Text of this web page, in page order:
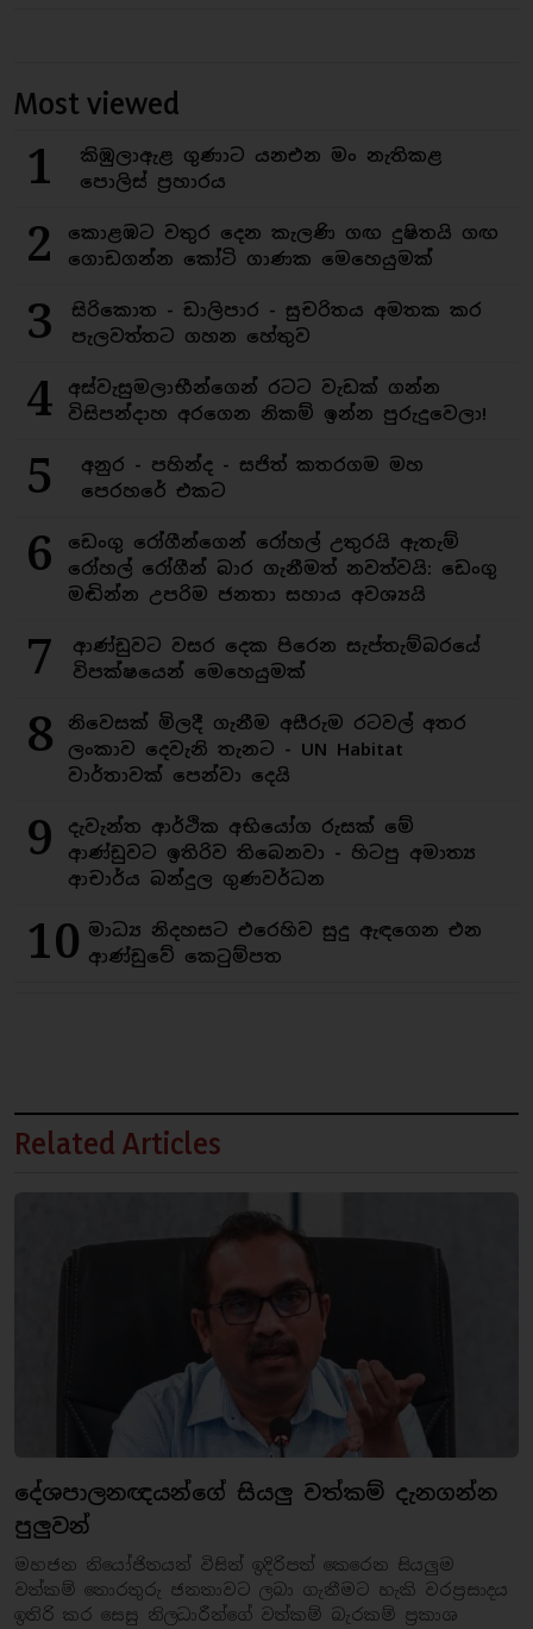
Most viewed
1
කිඹුලාඇළ ගුණාට යනඑන මං නැතිකළ
පොලිස් ප්‍රහාරය
2
කොළඹට වතුර දෙන කැලණි ගඟ දුෂිතයි ගඟ
ගොඩගන්න කෝටි ගාණක මෙහෙයුමක්
3
සිරිකොත - ඩාලිපාර - සුචරිතය අමතක කර
පැලවත්තට ගහන හේතුව
4
අස්වැසුමලාභීන්ගෙන් රටට වැඩක් ගන්න
විසිපන්දාහ අරගෙන නිකම් ඉන්න පුරුදුවෙලා!
5
අනුර - පහින්ද - සජිත් කතරගම මහ
පෙරහරේ එකට
6
ඩෙංගු රෝගීන්ගෙන් රෝහල් උතුරයි ඇතැම්
රෝහල් රෝගීන් බාර ගැනීමත් නවත්වයි: ඩෙංගු
මඬින්න උපරිම ජනතා සහාය අවශ්‍යයි
7
ආණ්ඩුවට වසර දෙක පිරෙන සැප්තැම්බරයේ
විපක්ෂයෙන් මෙහෙයුමක්
8
නිවෙසක් මිලදී ගැනීම අසීරුම රටවල් අතර
ලංකාව දෙවැනි තැනට - UN Habitat
වාර්තාවක් පෙන්වා දෙයි
9
දැවැන්ත ආර්ථික අභියෝග රුසක් මේ
ආණ්ඩුවට ඉතිරිව තිබෙනවා - හිටපු අමාත්‍ය
ආචාර්ය බන්දුල ගුණවර්ධන
10 මාධ්‍ය නිදහසට එරෙහිව සුදු ඇඳගෙන එන
ආණ්ඩුවේ කෙටුම්පත
Related Articles
දේශපාලනඥයන්ගේ සියලු වත්කම් දැනගන්න
පුලුවන්
මහජන නියෝජිතයන් විසින් ඉදිරිපත් කෙරෙන සියලුම
වත්කම් තොරතුරු ජනතාවට ලබා ගැනීමට හැකි වරප්‍රසාදය
ඉතිරි කර සෙසු නිලධාරීන්ගේ වත්කම් බැරකම් ප්‍රකාශ